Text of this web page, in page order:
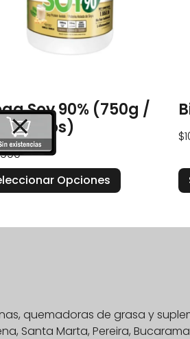
Soy 90% (750g /
Opciones
$
quemadoras de grasa y
Santa Marta, Pereira,